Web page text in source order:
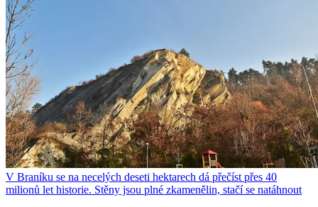
V Braníku se na necelých deseti hektarech dá přečíst přes 40
milionů let historie. Stěny jsou plné zkamenělin, stačí se natáhnout